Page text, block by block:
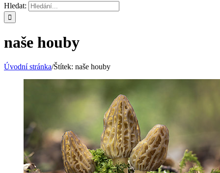
Hledat:
naše houby
Úvodní stránka/Štítek: naše houby